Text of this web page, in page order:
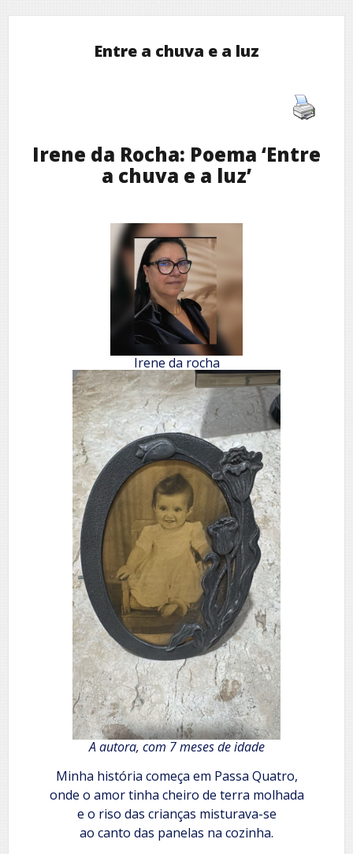
Entre a chuva e a luz
Irene da Rocha: Poema ‘Entre
a chuva e a luz’
Irene da rocha
A autora, com 7 meses de idade
Minha história começa em Passa Quatro,
onde o amor tinha cheiro de terra molhada
e o riso das crianças misturava-se
ao canto das panelas na cozinha.